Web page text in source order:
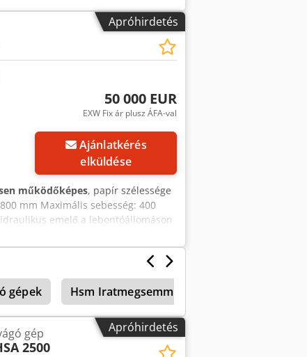
Apróhirdetés
50 000 EUR
EXW Fix ár plusz ÁFA-val
Ajánlatkérés
elküldése
működőképes, papír szélessége
mm Maximális sebesség: 400
emelő a lebontóállomáson
félautomata késbeállító
és rakodjuk teherautóra
gépek Hsm Iratmegsemmisítő
Apróhirdetés
gép
2500